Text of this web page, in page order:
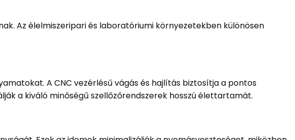
Az élelmiszeripari és laboratóriumi környezetekben különösen
A CNC vezérlésű vágás és hajlítás biztosítja a pontos
a kiváló minőségű szellőzőrendszerek hosszú élettartamát.